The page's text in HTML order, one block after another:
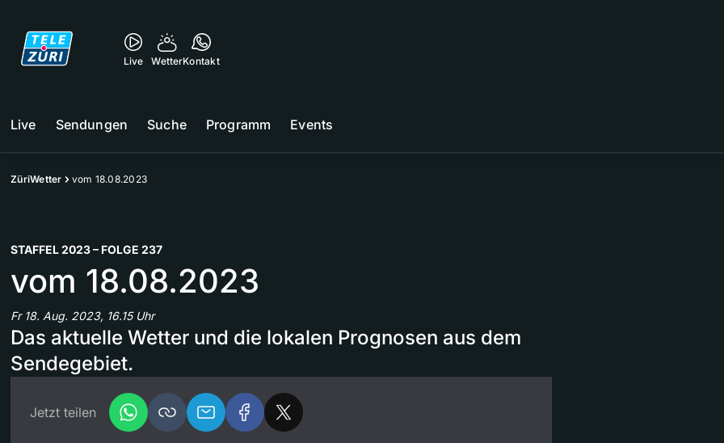
Live WetterKontakt
Live Sendungen Suche Programm Events
ZüriWetter vom 18.08.2023
STAFFEL 2023 – FOLGE 237
vom 18.08.2023
Fr 18. Aug. 2023, 16.15 Uhr
Das aktuelle Wetter und die lokalen Prognosen aus dem
Sendegebiet.
Jetzt teilen